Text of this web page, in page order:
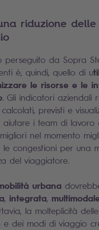
riduzione
perseguito da Sopra
è, quindi, quello di u
le risorse e le
. Gli indicatori aziendali
previsti e
aiutare i team di lavoro
nel momento
congestioni per una
del viaggiatore.
urbana
, integrata,
la molteplicità
e dei modi di viaggio